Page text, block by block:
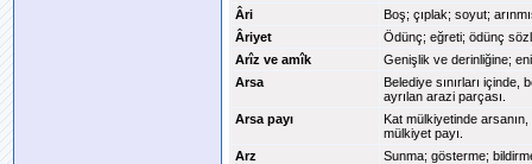
Âri
Boş; çıplak; soyut;
Âriyet
Ödünç; eğreti; ödünç
Arîz ve amîk
Genişlik ve derinliğine;
Arsa
Belediye sınırları
ayrılan arazi parçası.
Arsa payı
Kat mülkiyetinde
mülkiyet payı.
Arz
Sunma; gösterme;